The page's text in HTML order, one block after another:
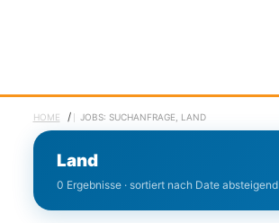
HOME / JOBS: SUCHANFRAGE, LAND
Land
0 Ergebnisse · sortiert nach Date absteigend